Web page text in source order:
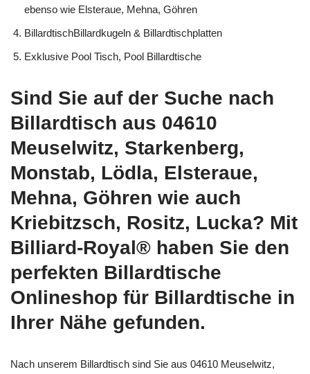
ebenso wie Elsteraue, Mehna, Göhren
BillardtischBillardkugeln & Billardtischplatten
Exklusive Pool Tisch, Pool Billardtische
Sind Sie auf der Suche nach
Billardtisch aus 04610
Meuselwitz, Starkenberg,
Monstab, Lödla, Elsteraue,
Mehna, Göhren wie auch
Kriebitzsch, Rositz, Lucka? Mit
Billiard-Royal® haben Sie den
perfekten Billardtische
Onlineshop für Billardtische in
Ihrer Nähe gefunden.
Nach unserem Billardtisch sind Sie aus 04610 Meuselwitz,